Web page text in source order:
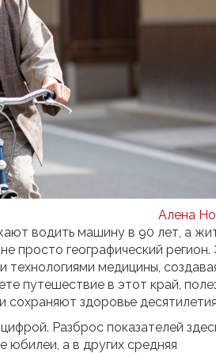
Алена
водить машину в 90 лет, а
просто географический регион.
технологиями медицины,
путешествие в этот край,
сохраняют здоровье
цифрой. Разброс показателей
юбилеи, а в других средняя